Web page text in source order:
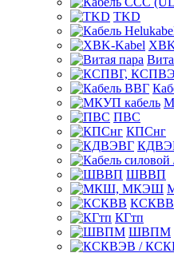
TKD
ПВС
КПСнг
ШВВП
КСКВВ
КГтп
ШВПМ